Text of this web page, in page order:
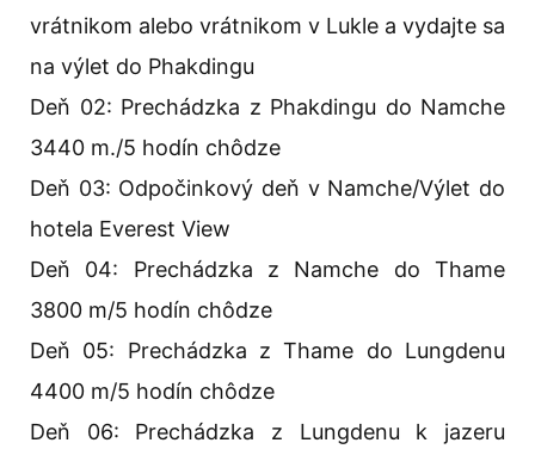
vrátnikom alebo vrátnikom v Lukle a vydajte sa
na výlet do Phakdingu
Deň 02: Prechádzka z Phakdingu do Namche
3440 m./5 hodín chôdze
Deň 03: Odpočinkový deň v Namche/Výlet do
hotela Everest View
Deň 04: Prechádzka z Namche do Thame
3800 m/5 hodín chôdze
Deň 05: Prechádzka z Thame do Lungdenu
4400 m/5 hodín chôdze
Deň 06: Prechádzka z Lungdenu k jazeru